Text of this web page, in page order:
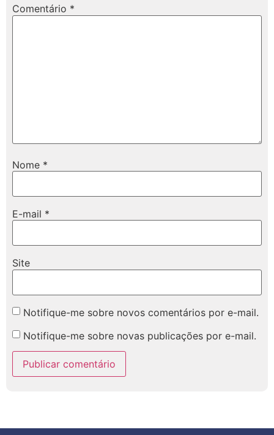
Comentário *
Nome *
E-mail *
Site
Notifique-me sobre novos comentários por e-mail.
Notifique-me sobre novas publicações por e-mail.